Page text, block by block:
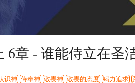
6章 - 谁能侍立在圣
识神 侍奉神 敬畏神 敬畏的态度 竭力追求